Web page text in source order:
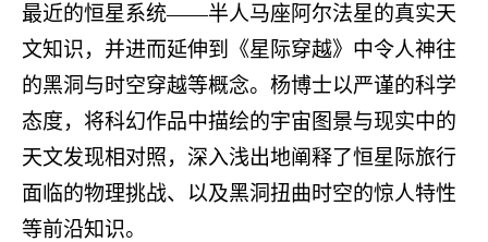
最近的恒星系统——半人马座阿尔法星的真实天
文知识，并进而延伸到《星际穿越》中令人神往
的黑洞与时空穿越等概念。杨博士以严谨的科学
态度，将科幻作品中描绘的宇宙图景与现实中的
天文发现相对照，深入浅出地阐释了恒星际旅行
面临的物理挑战、以及黑洞扭曲时空的惊人特性
等前沿知识。